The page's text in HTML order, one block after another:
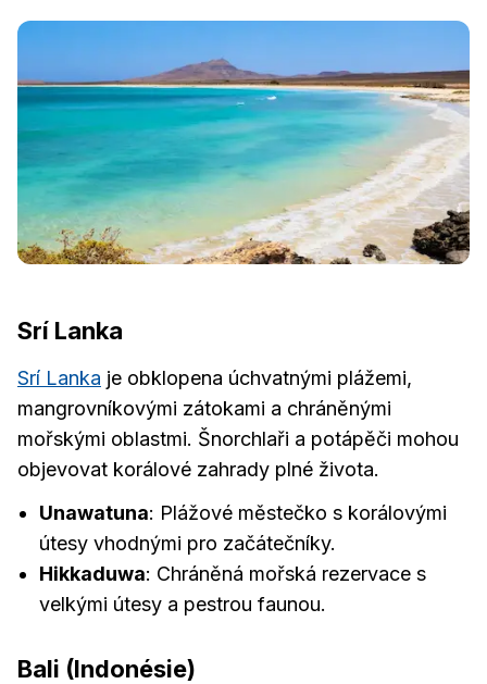
Srí Lanka
Srí Lanka je obklopena úchvatnými plážemi,
mangrovníkovými zátokami a chráněnými
mořskými oblastmi. Šnorchlaři a potápěči mohou
objevovat korálové zahrady plné života.
Unawatuna: Plážové městečko s korálovými
útesy vhodnými pro začátečníky.
Hikkaduwa: Chráněná mořská rezervace s
velkými útesy a pestrou faunou.
Bali (Indonésie)